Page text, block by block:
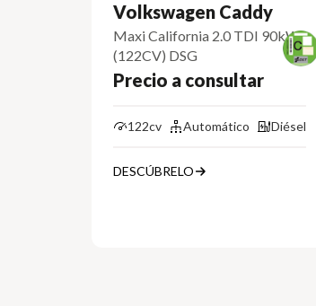
Volkswagen Caddy
Maxi California 2.0 TDI 90kW
(122CV) DSG
Precio a consultar
122cv Automático Diésel
DESCÚBRELO